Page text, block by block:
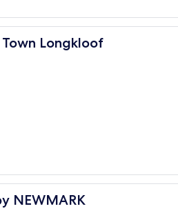
Longkloof
Longkloof
NEWMARK